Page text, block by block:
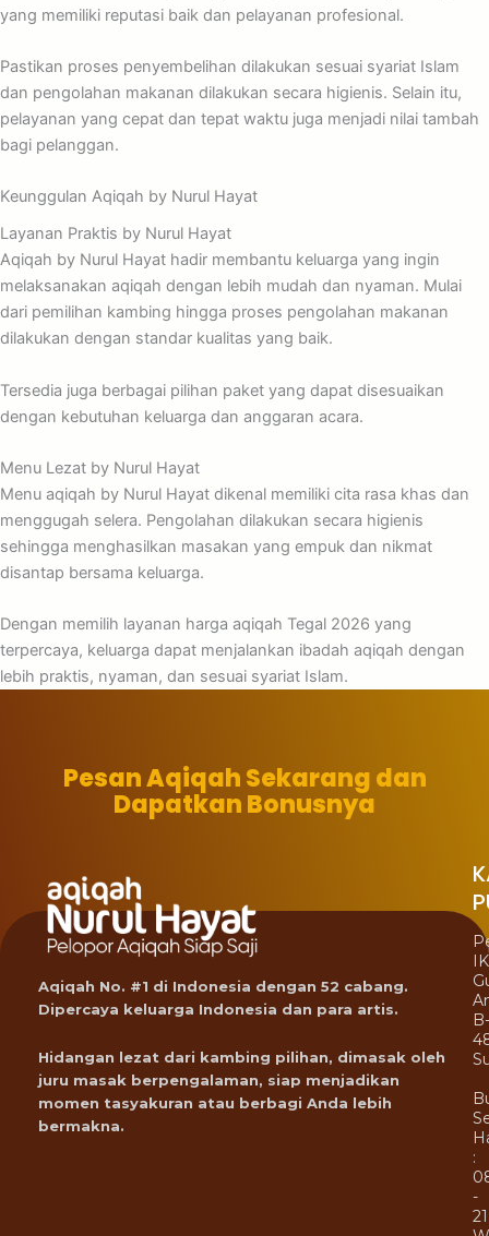
yang memiliki reputasi baik dan pelayanan profesional.
Pastikan proses penyembelihan dilakukan sesuai syariat Islam
dan pengolahan makanan dilakukan secara higienis. Selain itu,
pelayanan yang cepat dan tepat waktu juga menjadi nilai tambah
bagi pelanggan.
Keunggulan Aqiqah by Nurul Hayat
Layanan Praktis by Nurul Hayat
Aqiqah by Nurul Hayat hadir membantu keluarga yang ingin
melaksanakan aqiqah dengan lebih mudah dan nyaman. Mulai
dari pemilihan kambing hingga proses pengolahan makanan
dilakukan dengan standar kualitas yang baik.
Tersedia juga berbagai pilihan paket yang dapat disesuaikan
dengan kebutuhan keluarga dan anggaran acara.
Menu Lezat by Nurul Hayat
Menu aqiqah by Nurul Hayat dikenal memiliki cita rasa khas dan
menggugah selera. Pengolahan dilakukan secara higienis
sehingga menghasilkan masakan yang empuk dan nikmat
disantap bersama keluarga.
Dengan memilih layanan harga aqiqah Tegal 2026 yang
terpercaya, keluarga dapat menjalankan ibadah aqiqah dengan
lebih praktis, nyaman, dan sesuai syariat Islam.
Pesan Aqiqah Sekarang dan
Dapatkan Bonusnya
Aqiqah No. #1 di Indonesia dengan 52 cabang.
Dipercaya keluarga Indonesia dan para artis.
Hidangan lezat dari kambing pilihan, dimasak oleh
juru masak berpengalaman, siap menjadikan
momen tasyakuran atau berbagi Anda lebih
bermakna.
B-
:
-